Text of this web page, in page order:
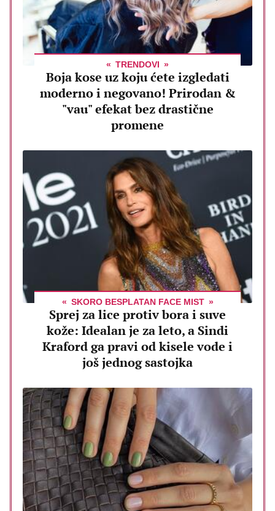
TRENDOVI
Boja kose uz koju ćete izgledati
moderno i negovano! Prirodan &
"vau" efekat bez drastične
promene
SKORO BESPLATAN FACE MIST
Sprej za lice protiv bora i suve
kože: Idealan je za leto, a Sindi
Kraford ga pravi od kisele vode i
još jednog sastojka